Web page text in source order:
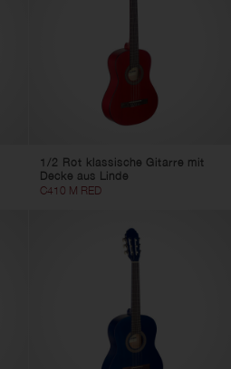
1/2 Rot klassische Gitarre mit
Decke aus Linde
C410 M RED